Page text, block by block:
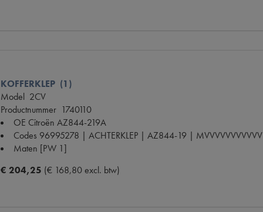
KOFFERKLEP (1)
Model 2CV
Productnummer 1740110
OE Citroën AZ844-219A
Codes 96995278 | ACHTERKLEP | AZ844-19 | MVVVVVVVVVVV
Maten [PW 1]
€ 204,25 (€ 168,80 excl. btw)